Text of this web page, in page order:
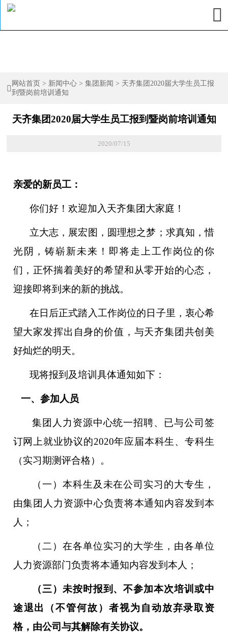


网站首页 > 新闻中心 > 集团新闻 > 天齐集团2020届大学生员工报
到暨岗前培训通知
天齐集团2020届大学生员工报到暨岗前培训通知
2020/07/15
亲爱的新员工：
你们好！欢迎加入天齐集团大家庭！
立大志，展宏图，圆理想之梦；求真知，惜
光阴，铸崭新未来！即将走上工作岗位的你
们，正怀揣着美好的希望和从零开始的心态，
迎接即将到来的新的挑战。
在日后正式踏入工作岗位的日子里，衷心希
望大家发挥出自身的价值，与天齐集团共创美
好灿烂的明天。
现将报到及培训具体通知如下：
一、参加人员
集团人力资源中心统一招聘、已与公司签
订网上就业协议的2020年应届本科生、专科生
（实习期测评合格）。
（一）本科生及未在公司实习的大专生，
由集团人力资源中心负责将本通知内容发到本
人；
（二）在各单位实习的大学生，由各单位
人力资源部门负责将本通知内容发到本人；
（三） 未按时报到、不参加本次培训或中
途退出（不管何故）者视为自动放弃录取资
格，由公司与其解除有关协议。